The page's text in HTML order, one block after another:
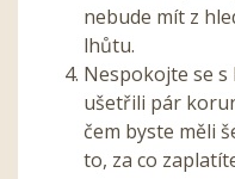
nebude mít z
lhůtu.
Nespokojte se s
ušetřili pár
čem byste měli
to, za co